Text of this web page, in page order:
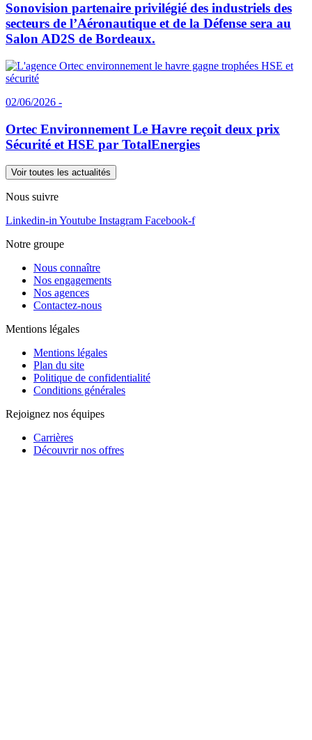
Sonovision partenaire privilégié des industriels des
secteurs de l’Aéronautique et de la Défense sera au
Salon AD2S de Bordeaux.
02/06/2026 -
Ortec Environnement Le Havre reçoit deux prix
Sécurité et HSE par TotalEnergies
Voir toutes les actualités
Nous suivre
Linkedin-in Youtube Instagram Facebook-f
Notre groupe
Nous connaître
Nos engagements
Nos agences
Contactez-nous
Mentions légales
Mentions légales
Plan du site
Politique de confidentialité
Conditions générales
Rejoignez nos équipes
Carrières
Découvrir nos offres